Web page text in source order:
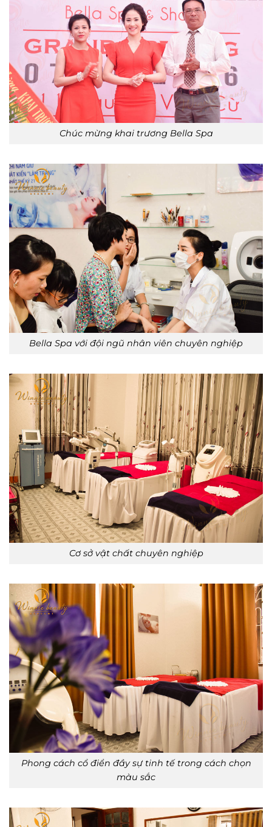
Chúc mừng khai trương Bella Spa
Bella Spa với đội ngũ nhân viên chuyên nghiệp
Cơ sở vật chất chuyên nghiệp
Phong cách cổ điển đầy sự tinh tế trong cách chọn
màu sắc